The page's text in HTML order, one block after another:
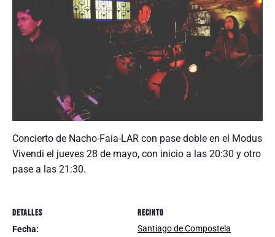
Concierto de Nacho-Faia-LAR con pase doble en el Modus
Vivendi el jueves 28 de mayo, con inicio a las 20:30 y otro
pase a las 21:30.
DETALLES
Fecha:
RECINTO
Santiago de Compostela